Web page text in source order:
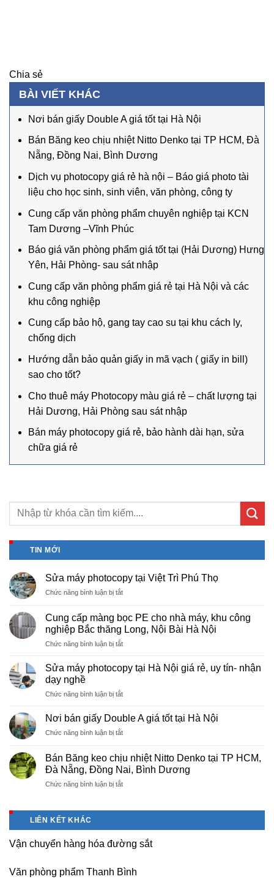
Chia sẻ
BÀI VIẾT KHÁC
Nơi bán giấy Double A giá tốt tại Hà Nội
Bán Băng keo chịu nhiệt Nitto Denko tại TP HCM, Đà
Nẵng, Đồng Nai, Bình Dương
Dịch vụ photocopy giá rẻ hà nội – Báo giá photo tài
liệu cho học sinh, sinh viên, văn phòng, công ty
Cung cấp văn phòng phẩm chuyên nghiệp tại KCN
Tam Dương –Vĩnh Phúc
Báo giá văn phòng phẩm giá tốt tại (Hải Dương) Hưng
Yên, Hải Phòng- sau sát nhập
Cung cấp văn phòng phẩm giá rẻ tại Hà Nội và các
khu công nghiệp
Cung cấp bảo hộ, gang tay cao su tại khu cách ly,
chống dịch
Hướng dẫn bảo quản giấy in mã vạch ( giấy in bill)
sao cho tốt?
Cho thuê máy Photocopy màu giá rẻ – chất lượng tại
Hải Dương, Hải Phòng sau sát nhập
Bán máy photocopy giá rẻ, bảo hành dài hạn, sửa
chữa giá rẻ
TIN MỚI
Sửa máy photocopy tại Việt Trì Phú Thọ
Chức năng bình luận bị tắtở
photocopy
tại
Việt
Phú
Thọ
Cung cấp màng bọc PE cho nhà máy, khu công
nghiệp Bắc thăng Long, Nội Bài Hà Nội
Chức năng bình luận bị tắtở
màng
PE
nhà
khu
nghiệp
Bắc
Long,
Bài
Nội
Sửa máy photocopy tại Hà Nội giá rẻ, uy tín- nhận
dạy nghề
Chức năng bình luận bị tắtở
máy
photocopy
tại
Nội
giá
uy
nghề
Nơi bán giấy Double A giá tốt tại Hà Nội
Chức năng bình luận bị tắtở
giấy
Double
A
Bán Băng keo chịu nhiệt Nitto Denko tại TP HCM,
Đà Nẵng, Đồng Nai, Bình Dương
Chức năng bình luận bị tắtở
Nitto
tại
TP
LIÊN KẾT KHÁC
Vận chuyển hàng hóa đường sắt
Văn phòng phẩm Thanh Bình